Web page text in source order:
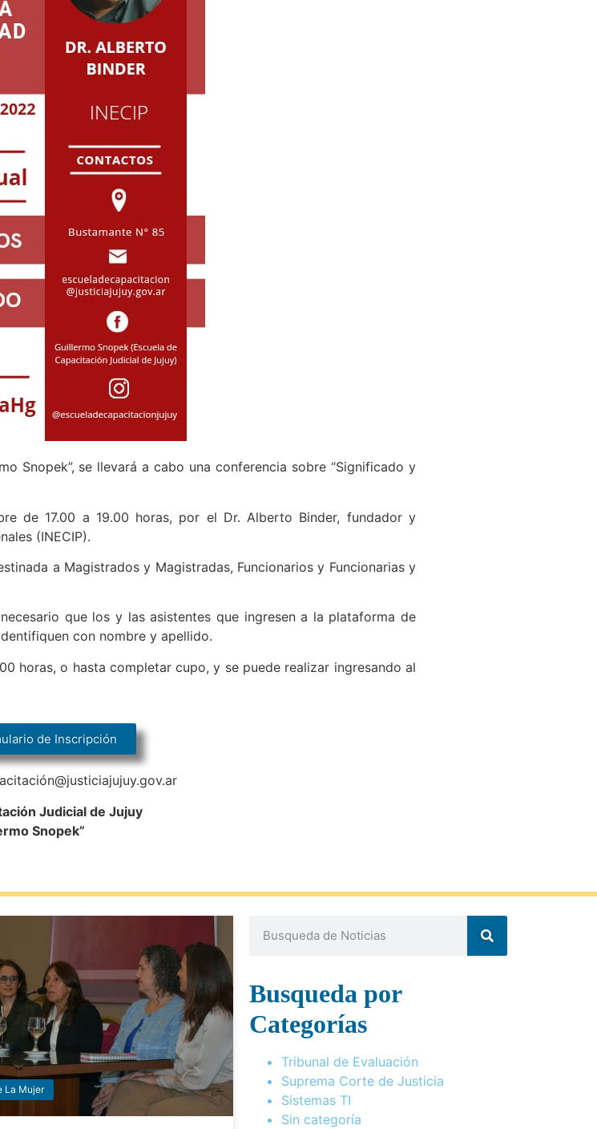
Snopek”, se llevará a cabo una conferencia sobre “Significado y
de 17.00 a 19.00 horas, por el Dr. Alberto Binder, fundador y
(INECIP).
a Magistrados y Magistradas, Funcionarios y Funcionarias y
que los y las asistentes que ingresen a la plataforma de
con nombre y apellido.
horas, o hasta completar cupo, y se puede realizar ingresando al
de Inscripción
Judicial de Jujuy
Snopek”
La Mujer
Busqueda por
Categorías
Tribunal de Evaluación
Suprema Corte de Justicia
Sistemas TI
Sin categoría